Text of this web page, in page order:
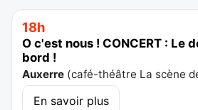
18h
O c'est nous ! CONCERT : Le
bord !
Auxerre (café-théâtre La scène
En savoir plus